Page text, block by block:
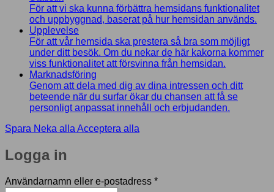
För att vi ska kunna förbättra hemsidans funktionalitet
och uppbyggnad, baserat på hur hemsidan används.
Upplevelse
För att vår hemsida ska prestera så bra som möjligt
under ditt besök. Om du nekar de här kakorna kommer
viss funktionalitet att försvinna från hemsidan.
Marknadsföring
Genom att dela med dig av dina intressen och ditt
beteende när du surfar ökar du chansen att få se
personligt anpassat innehåll och erbjudanden.
Spara Neka alla Acceptera alla
Logga in
Användarnamn eller e-postadress *Obligatoriskt